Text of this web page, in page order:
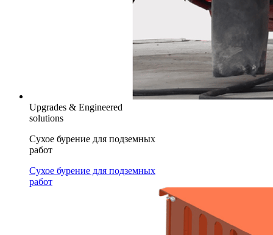
Upgrades & Engineered
solutions
Сухое бурение для подземных
работ
Сухое бурение для подземных
работ